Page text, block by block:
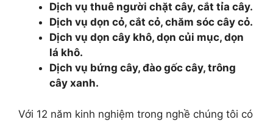
Dịch vụ thuê người chặt cây, cắt tỉa cây.
Dịch vụ dọn cỏ, cắt cỏ, chăm sóc cây cỏ.
Dịch vụ dọn cây khô, dọn củi mục, dọn
lá khô.
Dịch vụ bứng cây, đào gốc cây, trông
cây xanh.
Với 12 năm kinh nghiệm trong nghề chúng tôi có